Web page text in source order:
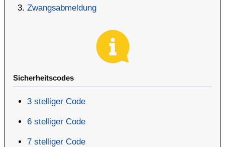
Zwangsabmeldung
Sicherheitscodes
3 stelliger Code
6 stelliger Code
7 stelliger Code